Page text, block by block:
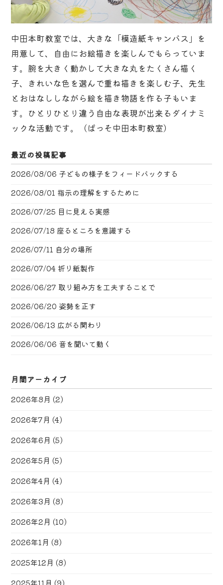
中田本町教室では、大きな「模造紙キャンバス」を
用意して、自由にお絵描きを楽しんでもらっていま
す。腕を大きく動かして大きな丸をたくさん描く
子、きれいな色を選んで重ね描きを楽しむ子、先生
とおはなししながら絵を描き物語を作る子もいま
す。ひとりひとり違う自由な表現が出来るダイナミ
ックな活動です。（ぱっそ中田本町教室）
最近の投稿記事
2026/08/06 子どもの様子をフィードバックする
2026/08/01 指示の理解をするために
2026/07/25 目に見える実感
2026/07/18 座るところを意識する
2026/07/11 自分の場所
2026/07/04 折り紙製作
2026/06/27 取り組み方を工夫することで
2026/06/20 姿勢を正す
2026/06/13 広がる関わり
2026/06/06 音を聞いて動く
月間アーカイブ
2026年8月 (2)
2026年7月 (4)
2026年6月 (5)
2026年5月 (5)
2026年4月 (4)
2026年3月 (8)
2026年2月 (10)
2026年1月 (8)
2025年12月 (8)
2025年11月 (9)